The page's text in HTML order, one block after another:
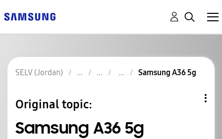
SELV (Jordan) Samsung A36 5g
Original topic:
Samsung A36 5g